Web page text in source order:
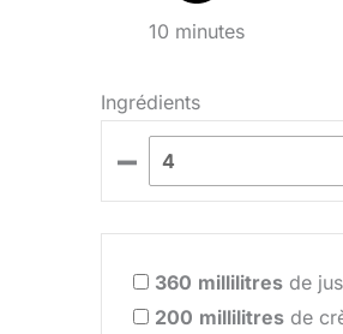
10 minutes
Ingrédients
–
360 millilitres de
200 millilitres de